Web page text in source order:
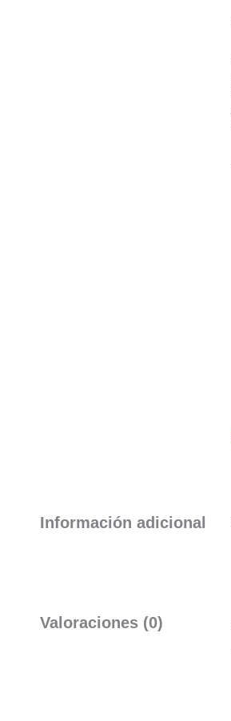
Información adicional
Valoraciones (0)